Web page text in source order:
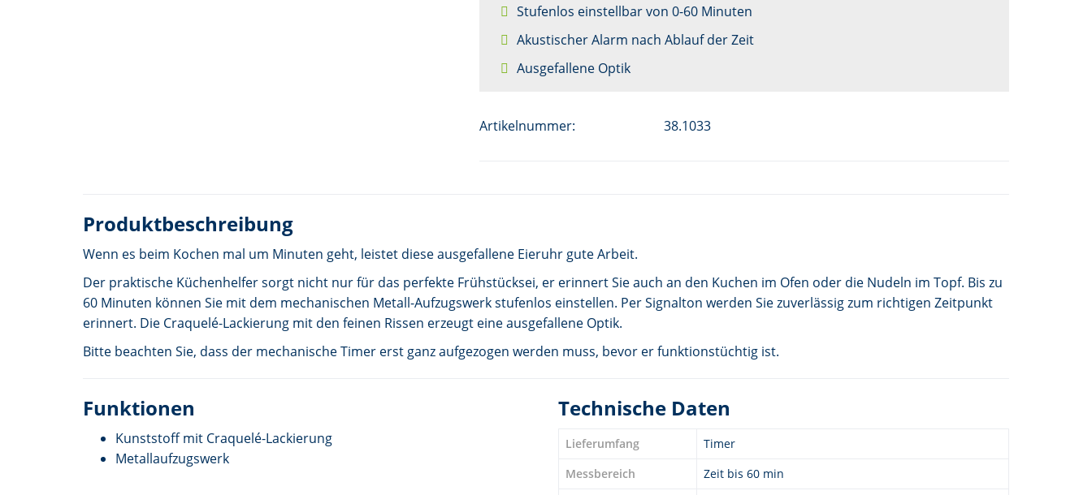
Stufenlos einstellbar von 0-60 Minuten
Akustischer Alarm nach Ablauf der Zeit
Ausgefallene Optik
Artikelnummer: 38.1033
Produktbeschreibung
Wenn es beim Kochen mal um Minuten geht, leistet diese ausgefallene Eieruhr gute Arbeit.
Der praktische Küchenhelfer sorgt nicht nur für das perfekte Frühstücksei, er erinnert Sie auch an den Kuchen im Ofen oder die Nudeln im Topf. Bis zu
60 Minuten können Sie mit dem mechanischen Metall-Aufzugswerk stufenlos einstellen. Per Signalton werden Sie zuverlässig zum richtigen Zeitpunkt
erinnert. Die Craquelé-Lackierung mit den feinen Rissen erzeugt eine ausgefallene Optik.
Bitte beachten Sie, dass der mechanische Timer erst ganz aufgezogen werden muss, bevor er funktionstüchtig ist.
Funktionen
Kunststoff mit Craquelé-Lackierung
Metallaufzugswerk
Technische Daten
Lieferumfang
Timer
Messbereich
Zeit bis 60 min